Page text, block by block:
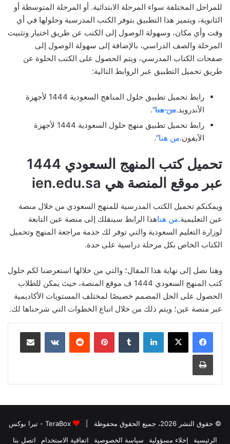
للمراحل المختلفة سواء المرحلة الابتدائية. أو المرحلة المتوسطة أو
الثانوية، ويتميز هذا التطبيق بتوفر الكتب المدرسية وحلولها في أي
وقت وأي مكان، وسهولة الوصول إلى الكتب عن طريق اختيار وتثبيت
المرحلة والصف الدراسي، بالإضافة إلى سهولة الوصول إلى
صفحات الكتاب المدرسي، ويتم الحصول على الكتب الحلوة عن
طريق تحميل التطبيق عبر الروابط التالية:
رابط تحميل تطبيق حلول المناهج السعودية 1444 لأجهزة
الأندرويد.من هنا“.
رابط تحميل تطبيق منهج حلول السعودية 1444 لأجهزة
الآيفون.من هنا“.
تحميل كتب المنهج السعودي 1444
عبر موقع المنصة هي ien.edu.sa
ويمكنكم تحميل الكتب المدرسية للمنهج السعودي من خلال منصة
عين التعليمية.من هناهذا الرابط سينقلك إلى منصة عين التابعة
لوزارة التعليم السعودية والتي توفر لك خدمة مراجعة المنهج وتحميل
الكتاب الخاص بكل مرحلة دراسية على حدة.
وهنا نصل إلى نهاية هذا المقال؛ والتي من خلالها استعرضنا لكم حلول
كتب المنهج السعودي 1444 ف موقع المنصة، حيث يمكن للطلاب
الحصول على الحل المصمم خصيصًا لمختلف المستويات الأكاديمية
عبر منصة عين؛ ويتم ذلك من خلال اتباع الخطوات التي شرحناها لك.
لينكدإن بينتيريست مشاركة عبر البريد
طباعة
© حقوق النشر 2026، جميع الحقوق محفوظة |
TeraBox - تيرا بوكس
الرئيسية
إخلاء مسؤولية سياسة الخصوصية اتفاقية الاستخدام اتصل بنا